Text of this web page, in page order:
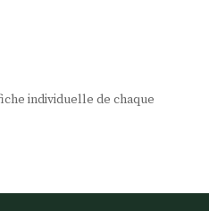
individuelle de chaque